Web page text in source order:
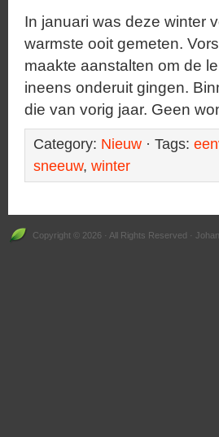
In januari was deze winter
warmste ooit gemeten.
maakte aanstalten om de
ineens onderuit gingen.
die van vorig jaar. Geen
Category: Nieuw · Tags:
sneeuw, winter
Copyright © 2026 · All Rights Reserved ·